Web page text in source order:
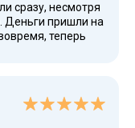
сразу, несмотря
Деньги пришли на
теперь